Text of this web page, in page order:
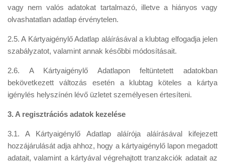
vagy nem valós adatokat tartalmazó, illetve a hiányos vagy
olvashatatlan adatlap érvénytelen.
2.5. A Kártyaigénylő Adatlap aláírásával a klubtag elfogadja jelen
szabályzatot, valamint annak későbbi módosításait.
2.6. A Kártyaigénylő Adatlapon feltüntetett adatokban
bekövetkezett változás esetén a klubtag köteles a kártya
igénylés helyszínén lévő üzletet személyesen értesíteni.
3. A regisztrációs adatok kezelése
3.1. A Kártyaigénylő Adatlap aláírója aláírásával kifejezett
hozzájárulását adja ahhoz, hogy a kártyaigénylő lapon megadott
adatait, valamint a kártyával végrehajtott tranzakciók adatait az